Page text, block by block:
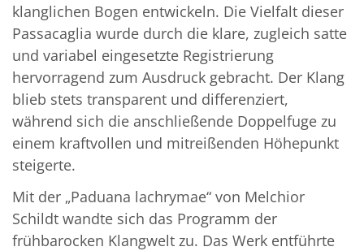
klanglichen Bogen entwickeln. Die Vielfalt dieser
Passacaglia wurde durch die klare, zugleich satte
und variabel eingesetzte Registrierung
hervorragend zum Ausdruck gebracht. Der Klang
blieb stets transparent und differenziert,
während sich die anschließende Doppelfuge zu
einem kraftvollen und mitreißenden Höhepunkt
steigerte.
Mit der „Paduana lachrymae“ von Melchior
Schildt wandte sich das Programm der
frühbarocken Klangwelt zu. Das Werk entführte